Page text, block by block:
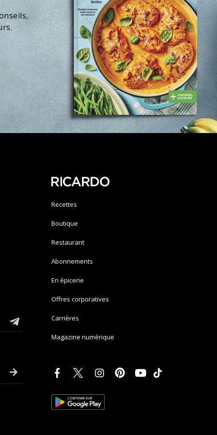
Recettes
Boutique
Restaurant
Abonnements
En épicerie
Offres corporatives
Carrières
Magazine numérique